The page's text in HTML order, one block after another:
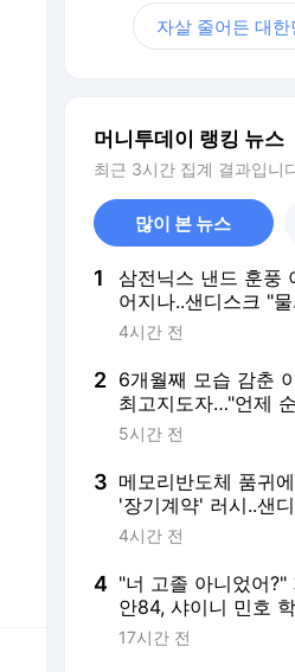
자살 줄어든 대한
머니투데이 랭킹 뉴스
최근 3시간 집계 결과입니
많이 본 뉴스
1
삼전닉스 낸드 훈풍
어지나..샌디스크 "물
없어 못 번다" 공식화
4시간 전
2 6개월째 모습 감춘
최고지도자…"언제
해도 놀랍지 않아"
5시간 전
3 메모리반도체 품귀에
'장기계약' 러시..샌디
크·난야도 LTA 확대
4시간 전
4 "너 고졸 아니었어?"
안84, 샤이니 민호
에 '충격'
17시간 전